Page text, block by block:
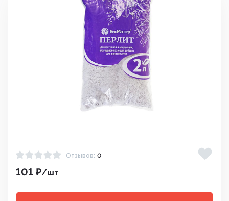
Отзывов: 0
101 ₽/шт